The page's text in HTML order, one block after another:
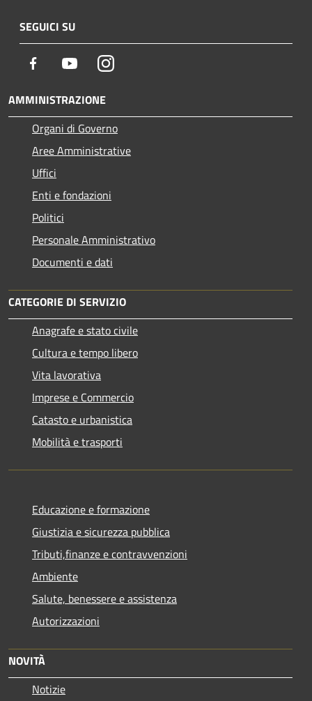
SEGUICI SU
Facebook YoutubeInstagram
AMMINISTRAZIONE
Organi di Governo
Aree Amministrative
Uffici
Enti e fondazioni
Politici
Personale Amministrativo
Documenti e dati
CATEGORIE DI SERVIZIO
Anagrafe e stato civile
Cultura e tempo libero
Vita lavorativa
Imprese e Commercio
Catasto e urbanistica
Mobilità e trasporti
Educazione e formazione
Giustizia e sicurezza pubblica
Tributi,finanze e contravvenzioni
Ambiente
Salute, benessere e assistenza
Autorizzazioni
NOVITÀ
Notizie